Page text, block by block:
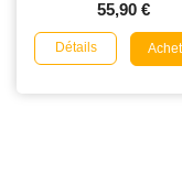
55,90 €
Détails